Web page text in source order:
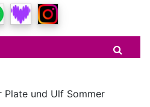
Plate und Ulf Sommer